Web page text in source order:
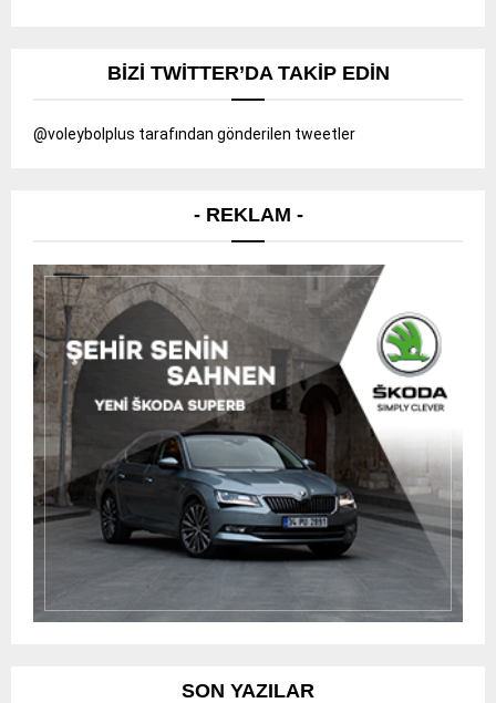
BIZI TWITTER’DA TAKIP EDIN
@voleybolplus tarafından gönderilen tweetler
- REKLAM -
SON YAZILAR